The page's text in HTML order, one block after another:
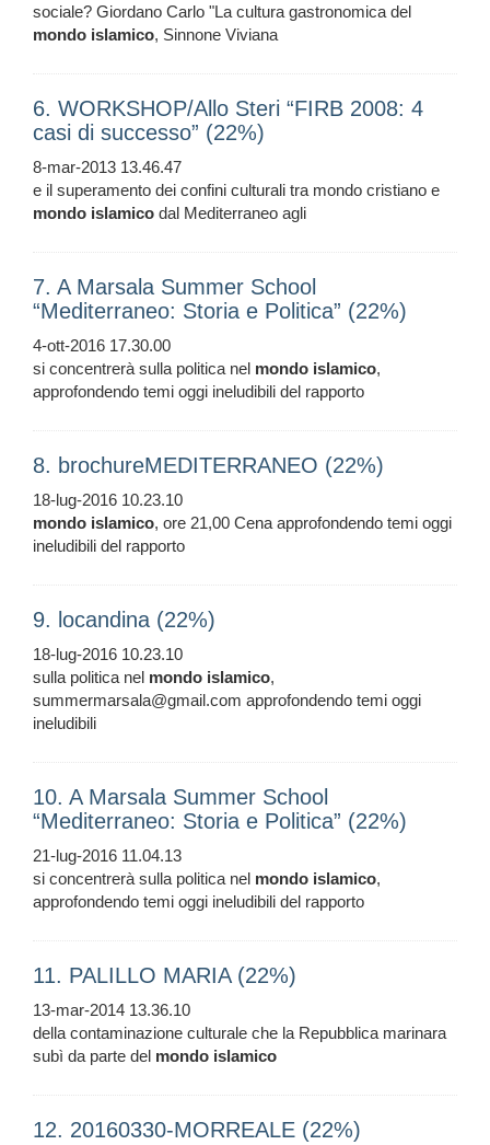
sociale? Giordano Carlo "La cultura gastronomica del
mondo islamico, Sinnone Viviana
6. WORKSHOP/Allo Steri “FIRB 2008: 4
casi di successo” (22%)
8-mar-2013 13.46.47
e il superamento dei confini culturali tra mondo cristiano e
mondo islamico dal Mediterraneo agli
7. A Marsala Summer School
“Mediterraneo: Storia e Politica” (22%)
4-ott-2016 17.30.00
si concentrerà sulla politica nel mondo islamico,
approfondendo temi oggi ineludibili del rapporto
8. brochureMEDITERRANEO (22%)
18-lug-2016 10.23.10
mondo islamico, ore 21,00 Cena approfondendo temi oggi
ineludibili del rapporto
9. locandina (22%)
18-lug-2016 10.23.10
sulla politica nel mondo islamico,
summermarsala@gmail.com approfondendo temi oggi
ineludibili
10. A Marsala Summer School
“Mediterraneo: Storia e Politica” (22%)
21-lug-2016 11.04.13
si concentrerà sulla politica nel mondo islamico,
approfondendo temi oggi ineludibili del rapporto
11. PALILLO MARIA (22%)
13-mar-2014 13.36.10
della contaminazione culturale che la Repubblica marinara
subì da parte del mondo islamico
12. 20160330-MORREALE (22%)